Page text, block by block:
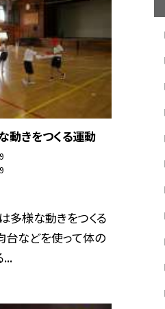
きをつくる運動
多様な動きをつくる
台などを使って体の
...